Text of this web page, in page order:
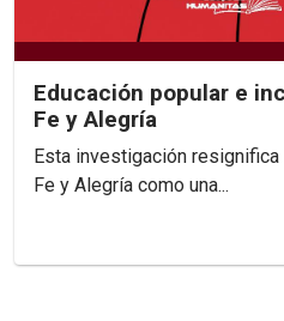
Educación popular e
Fe y Alegría
Esta investigación
Fe y Alegría como una...